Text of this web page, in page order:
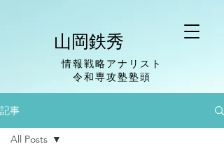
山岡鉄秀
情報戦略アナリスト
​令和専攻塾塾頭
記事
All Posts